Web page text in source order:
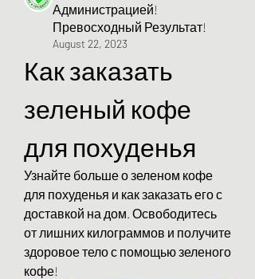
Администрацией!
Превосходный Результат!
August 22, 2023
Как заказать
зеленый кофе
для похуденья
Узнайте больше о зеленом кофе
для похуденья и как заказать его с
доставкой на дом. Освободитесь
от лишних килограммов и получите
здоровое тело с помощью зеленого
кофе!